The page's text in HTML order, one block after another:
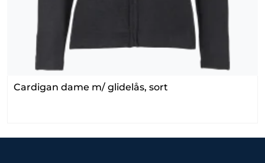
Cardigan dame m/ glidelås, sort